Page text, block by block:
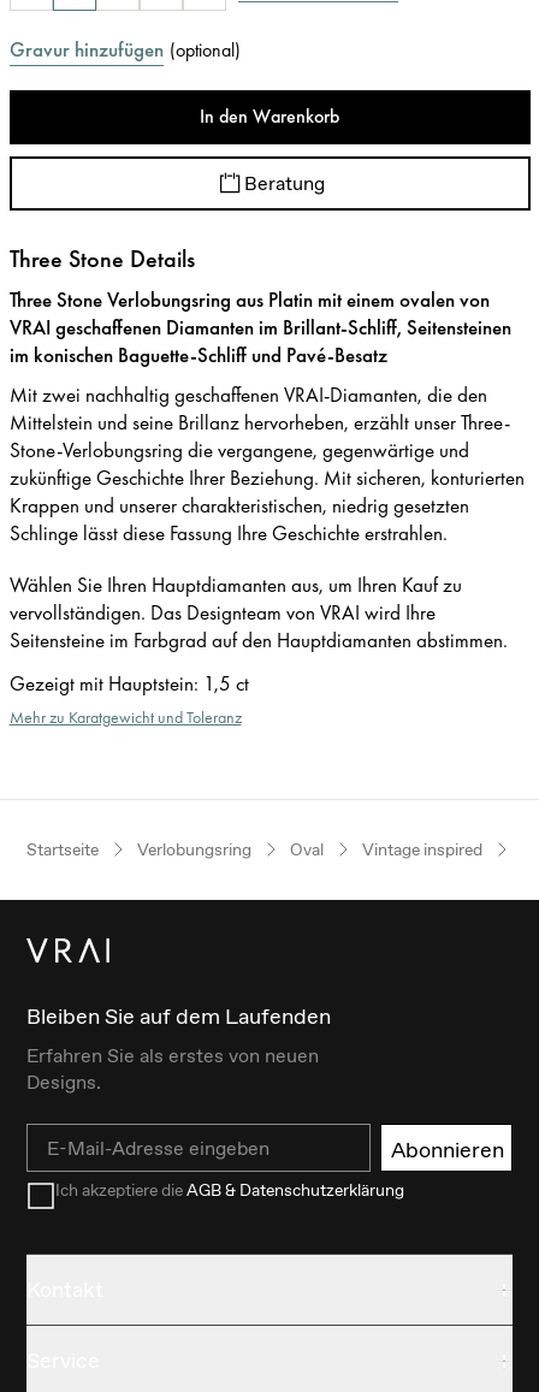
Gravur hinzufügen (optional)
In den Warenkorb
Beratung
Three Stone Details
Three Stone Verlobungsring aus Platin mit einem ovalen von
VRAI geschaffenen Diamanten im Brillant-Schliff, Seitensteinen
im konischen Baguette-Schliff und Pavé-Besatz
Mit zwei nachhaltig geschaffenen VRAI-Diamanten, die den
Mittelstein und seine Brillanz hervorheben, erzählt unser Three-
Stone-Verlobungsring die vergangene, gegenwärtige und
zukünftige Geschichte Ihrer Beziehung. Mit sicheren, konturierten
Krappen und unserer charakteristischen, niedrig gesetzten
Schlinge lässt diese Fassung Ihre Geschichte erstrahlen.
Wählen Sie Ihren Hauptdiamanten aus, um Ihren Kauf zu
vervollständigen. Das Designteam von VRAI wird Ihre
Seitensteine im Farbgrad auf den Hauptdiamanten abstimmen.
Gezeigt mit Hauptstein: 1,5 ct
Mehr zu Karatgewicht und Toleranz
Startseite Verlobungsring Oval Vintage inspired
Bleiben Sie auf dem Laufenden
Erfahren Sie als erstes von neuen
Designs.
Email Abonnieren
Ich akzeptiere dieAGB & Datenschutzerklärung